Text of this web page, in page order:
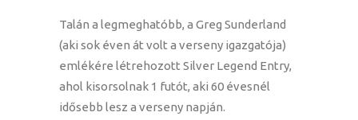
Talán a legmeghatóbb, a Greg Sunderland
(aki sok éven át volt a verseny igazgatója)
emlékére létrehozott Silver Legend Entry,
ahol kisorsolnak 1 futót, aki 60 évesnél
idősebb lesz a verseny napján.